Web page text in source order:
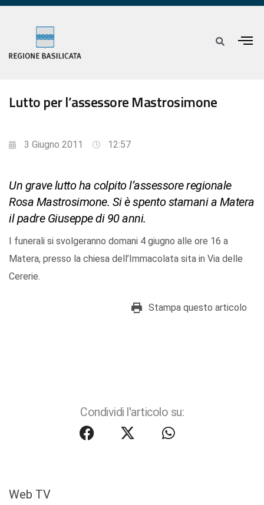
Lutto per l’assessore Mastrosimone
3 Giugno 2011 12:57
Un grave lutto ha colpito l’assessore regionale
Rosa Mastrosimone. Si è spento stamani a Matera
il padre Giuseppe di 90 anni.
I funerali si svolgeranno domani 4 giugno alle ore 16 a
Matera, presso la chiesa dell’Immacolata sita in Via delle
Cererie.
Stampa questo articolo
Condividi l'articolo su:
Web TV